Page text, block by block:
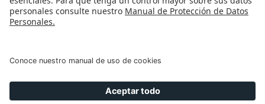
y prohíbe utilizarlo con fines comerciales. Para
reconocer la autoría de este recurso le recomendamos
Universidad de los Andes | Vigilada Mineducación.